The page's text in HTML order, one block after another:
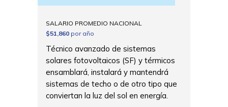
SALARIO PROMEDIO NACIONAL
$51,860 por año
Técnico avanzado de sistemas
solares fotovoltaicos (SF) y térmicos
ensamblará, instalará y mantendrá
sistemas de techo o de otro tipo que
conviertan la luz del sol en energía.